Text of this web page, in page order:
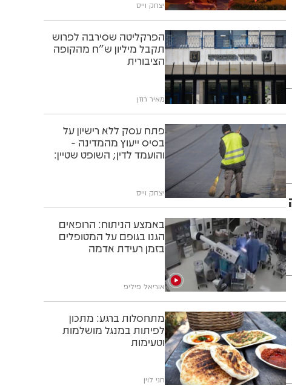
יענקי פרבר
אסון בבין הזמנים: הבחור
החתן מאיר שאער ז"ל נהרג
בהתהפכות רייזר
משה ויסברג
אסון מזעזע בבין הזמנים: אח
ואחות טבעו באגם במהלך
שיט
יענקי פרבר
צה"ל חיסל מחבל שהחזיק
ברום ברסלבסקי, כך הגיב
החטוף
יצחק וייס
אחרי חיפושים נרחבים:
שלושה בחורי ישיבה אותרו
בלב הכנרת
צביקה סגל